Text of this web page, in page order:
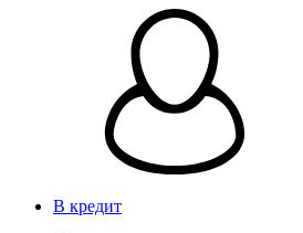
В кредит